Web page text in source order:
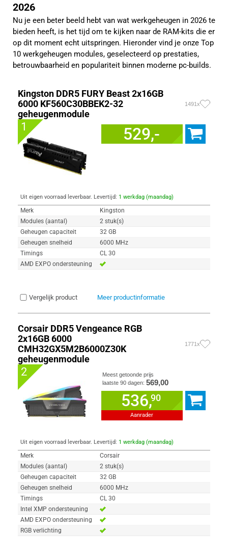
2026
Nu je een beter beeld hebt van wat werkgeheugen in 2026 te
bieden heeft, is het tijd om te kijken naar de RAM-kits die er
op dit moment echt uitspringen. Hieronder vind je onze Top
10 werkgeheugen modules, geselecteerd op prestaties,
betrouwbaarheid en populariteit binnen moderne pc-builds.
Kingston DDR5 FURY Beast 2x16GB
6000 KF560C30BBEK2-32
geheugenmodule
1491x
1 529,-
Uit eigen voorraad leverbaar. Levertijd: 1 werkdag (maandag)
Merk
Kingston
Modules (aantal)
2 stuk(s)
Geheugen capaciteit
32 GB
Geheugen snelheid
6000 MHz
Timings
CL 30
AMD EXPO ondersteuning
Vergelijk product Meer productinformatie
Corsair DDR5 Vengeance RGB
2x16GB 6000
CMH32GX5M2B6000Z30K
geheugenmodule
1771x
2
Meest getoonde prijs
laatste 90 dagen:569,00
536,90
Aanrader
Uit eigen voorraad leverbaar. Levertijd: 1 werkdag (maandag)
Merk
Corsair
Modules (aantal)
2 stuk(s)
Geheugen capaciteit
32 GB
Geheugen snelheid
6000 MHz
Timings
CL 30
Intel XMP ondersteuning
AMD EXPO ondersteuning
RGB verlichting